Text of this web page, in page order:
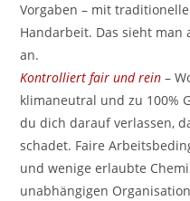
Vorgaben – mit
Handarbeit. Das sieht man
an.
Kontrolliert fair und rein –
klimaneutral und zu 100%
du dich darauf verlassen,
schadet. Faire
und wenige erlaubte
unabhängigen